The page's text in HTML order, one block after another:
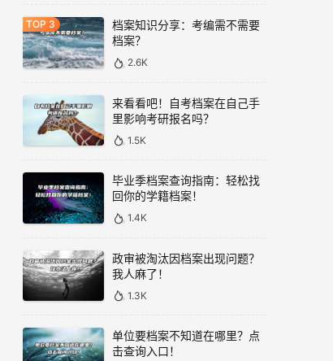
档案知识分享：考编需不需要
档案？
2.6K
来看看吧！自考档案在自己手
里影响考研报名吗？
1.5K
毕业季档案查询指南：轻松找
回你的学籍档案！
1.4K
政审被淘汰因档案出现问题？
我人麻了！
1.3K
单位要档案不知道在哪里？点
击查询入口！